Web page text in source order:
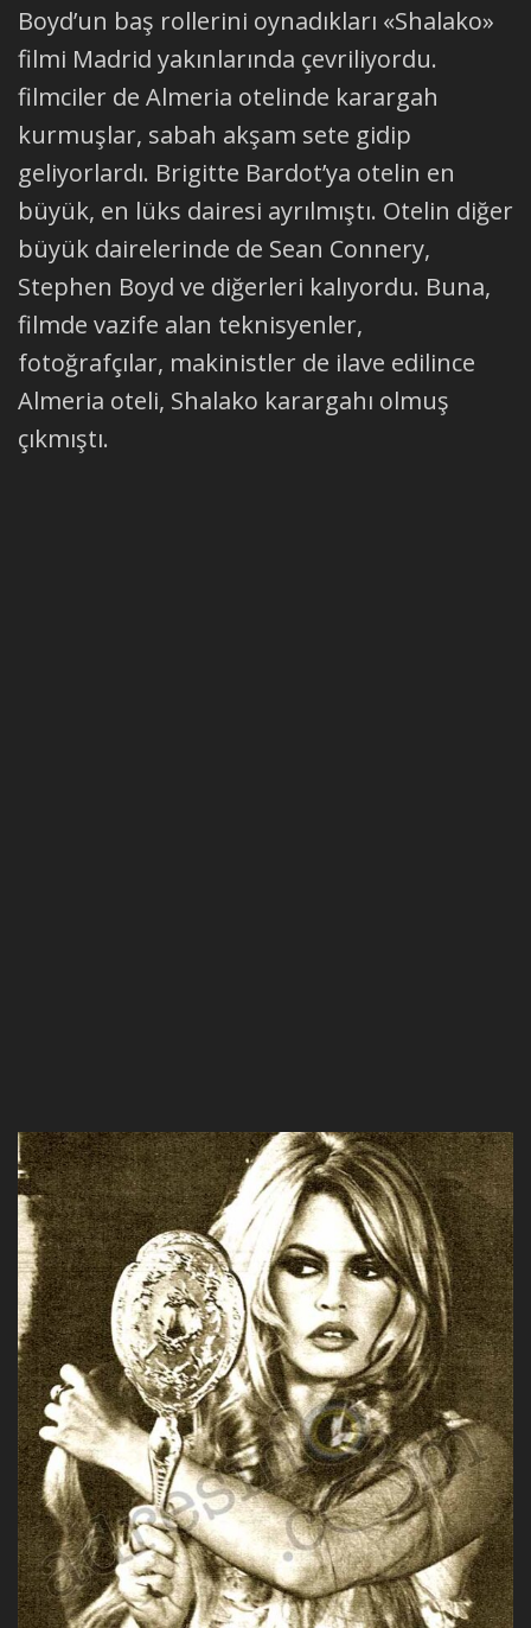
Boyd’un baş rollerini oynadıkları «Shalako»
filmi Madrid yakınlarında çevriliyordu.
filmciler de Almeria otelinde karargah
kurmuşlar, sabah akşam sete gidip
geliyorlardı. Brigitte Bardot’ya otelin en
büyük, en lüks dairesi ayrılmıştı. Otelin diğer
büyük dairelerinde de Sean Connery,
Stephen Boyd ve diğerleri kalıyordu. Buna,
filmde vazife alan teknisyenler,
fotoğrafçılar, makinistler de ilave edilince
Almeria oteli, Shalako karargahı olmuş
çıkmıştı.